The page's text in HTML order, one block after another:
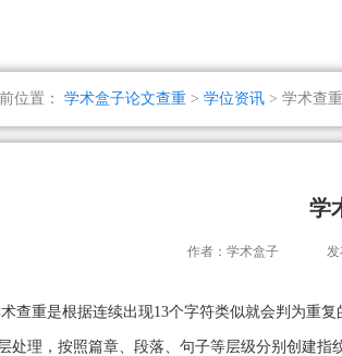
位置： 学术盒子论文查重 > 学位资讯 > 学术查
学
作者：学术盒子 发
查重是根据连续出现13个字符类似就会判为重
处理，按照篇章、段落、句子等层级分别创建